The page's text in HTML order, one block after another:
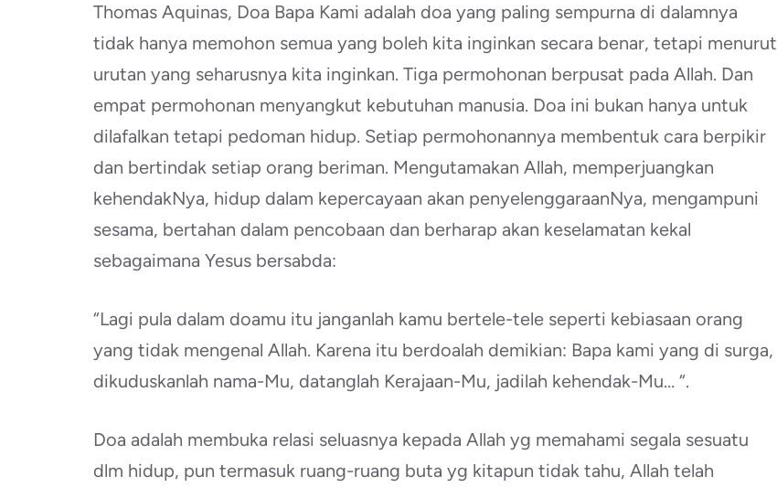
Thomas Aquinas, Doa Bapa Kami adalah doa yang paling sempurna di dalamnya
tidak hanya memohon semua yang boleh kita inginkan secara benar, tetapi menurut
urutan yang seharusnya kita inginkan. Tiga permohonan berpusat pada Allah. Dan
empat permohonan menyangkut kebutuhan manusia. Doa ini bukan hanya untuk
dilafalkan tetapi pedoman hidup. Setiap permohonannya membentuk cara berpikir
dan bertindak setiap orang beriman. Mengutamakan Allah, memperjuangkan
kehendakNya, hidup dalam kepercayaan akan penyelenggaraanNya, mengampuni
sesama, bertahan dalam pencobaan dan berharap akan keselamatan kekal
sebagaimana Yesus bersabda:
“Lagi pula dalam doamu itu janganlah kamu bertele-tele seperti kebiasaan orang
yang tidak mengenal Allah. Karena itu berdoalah demikian: Bapa kami yang di surga,
dikuduskanlah nama-Mu, datanglah Kerajaan-Mu, jadilah kehendak-Mu… “.
Doa adalah membuka relasi seluasnya kepada Allah yg memahami segala sesuatu
dlm hidup, pun termasuk ruang-ruang buta yg kitapun tidak tahu, Allah telah